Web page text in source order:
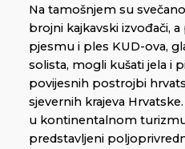
Na tamošnjem su
brojni kajkavski izvođači,
pjesmu i ples KUD-ova,
solista, mogli kušati jela i
povijesnih postrojbi
sjevernih krajeva
u kontinentalnom
predstavljeni